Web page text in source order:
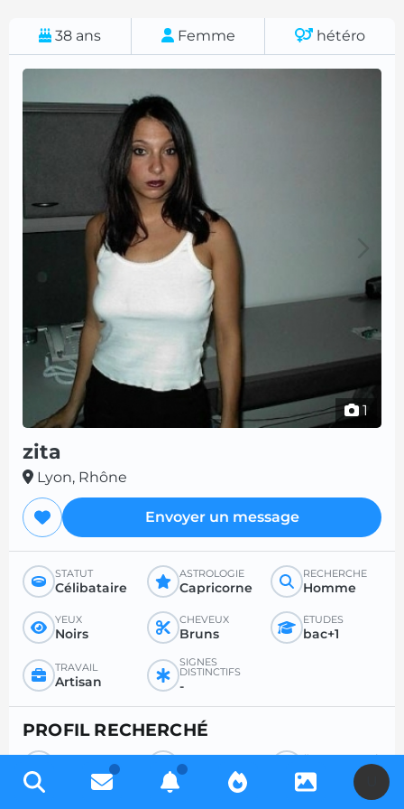
38 ans Femme hétéro
1
zita
Lyon, Rhône
Envoyer un message
STATUT
Célibataire
ASTROLOGIE
Capricorne
RECHERCHE
Homme
YEUX
Noirs
CHEVEUX
Bruns
ÉTUDES
bac+1
TRAVAIL
Artisan
SIGNES
DISTINCTIFS
-
PROFIL RECHERCHÉ
RECHERCHE
Homme
POUR
Amour
ÂGE SOUHAITÉ
-